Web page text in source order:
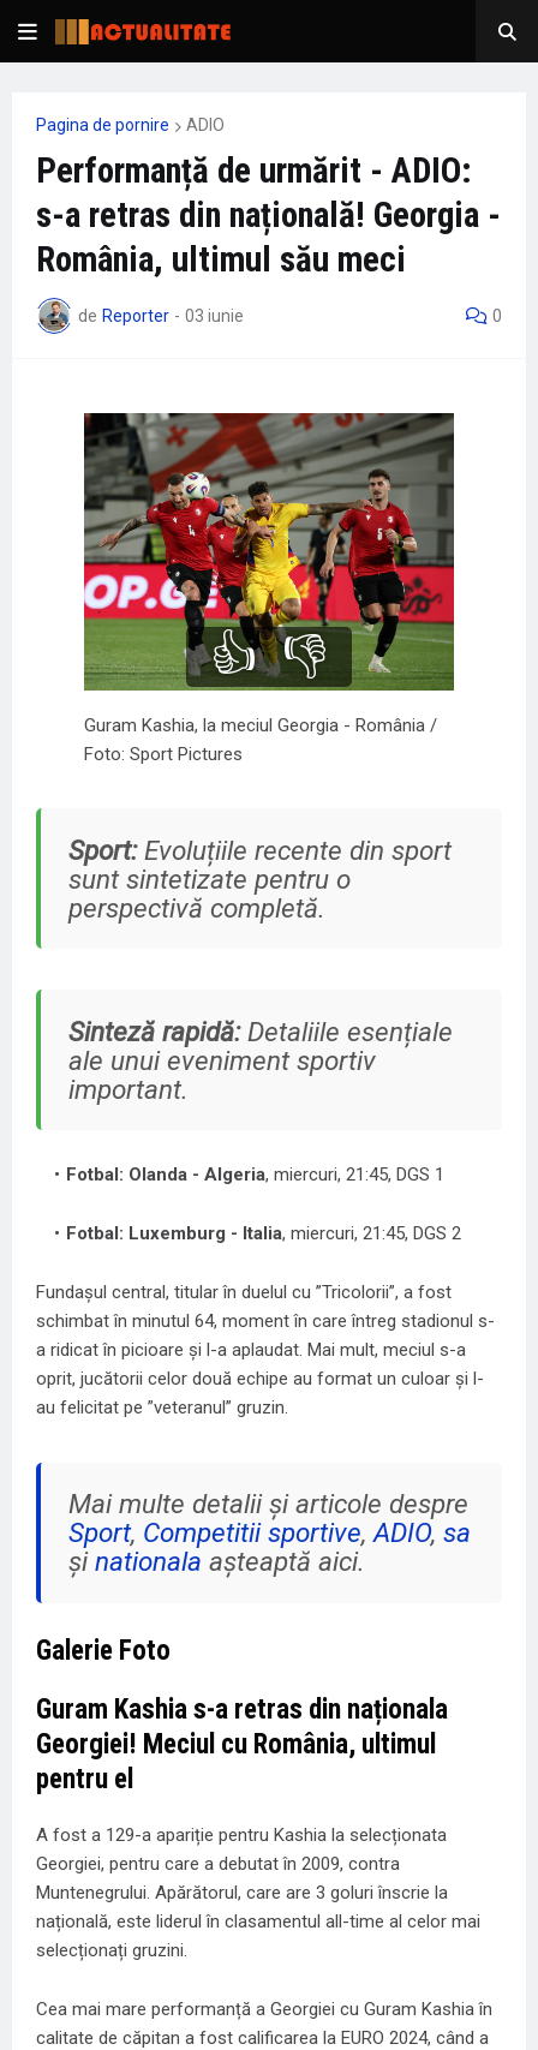
Pagina de pornire ADIO
Performanță de urmărit - ADIO:
s-a retras din națională! Georgia -
România, ultimul său meci
de Reporter - 03 iunie 0
👍 👎
Guram Kashia, la meciul Georgia - România /
Foto: Sport Pictures
Sport:Evoluțiile recente din sport
sunt sintetizate pentru o
perspectivă completă.
Sinteză rapidă:Detaliile esențiale
ale unui eveniment sportiv
important.
Fotbal: Olanda - Algeria, miercuri, 21:45, DGS 1
Fotbal: Luxemburg - Italia, miercuri, 21:45, DGS 2
Fundașul central, titular în duelul cu ”Tricolorii”, a fost
schimbat în minutul 64, moment în care întreg stadionul s-
a ridicat în picioare și l-a aplaudat. Mai mult, meciul s-a
oprit, jucătorii celor două echipe au format un culoar și l-
au felicitat pe ”veteranul” gruzin.
Mai multe detalii și articole despre
Sport, Competitii sportive,ADIO, sa
șinationala așteaptă aici.
Galerie Foto
Guram Kashia s-a retras din naționala
Georgiei! Meciul cu România, ultimul
pentru el
A fost a 129-a apariție pentru Kashia la selecționata
Georgiei, pentru care a debutat în 2009, contra
Muntenegrului. Apărătorul, care are 3 goluri înscrie la
națională, este liderul în clasamentul all-time al celor mai
selecționați gruzini.
Cea mai mare performanță a Georgiei cu Guram Kashia în
calitate de căpitan a fost calificarea la EURO 2024, când a